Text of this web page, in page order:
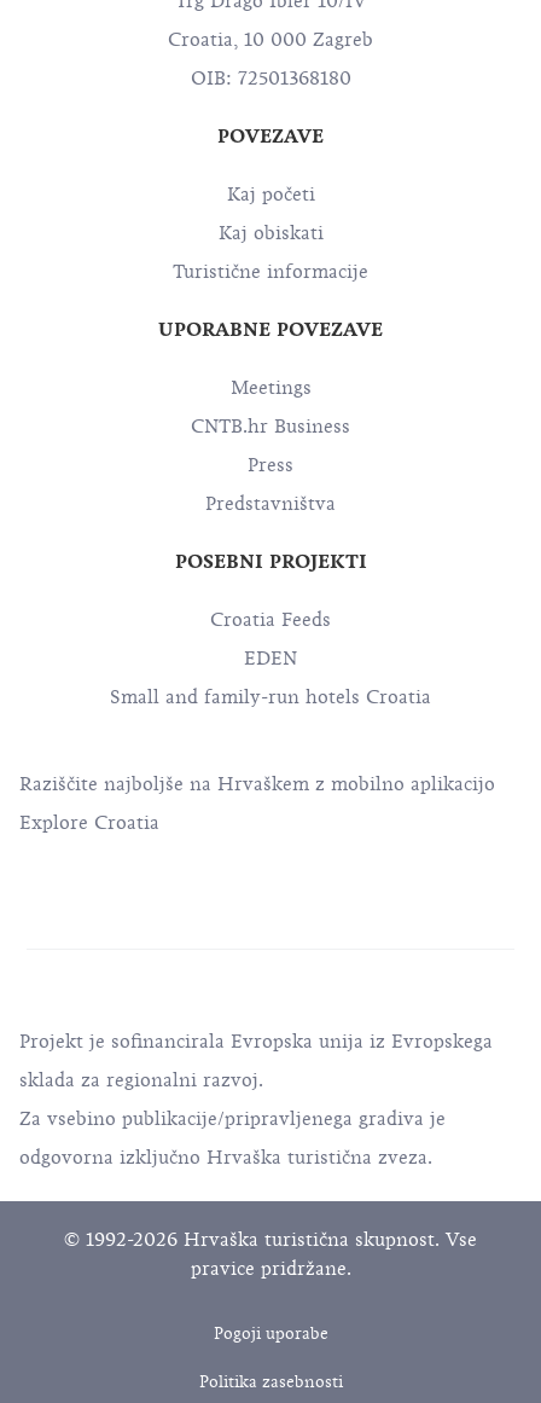
Croatia, 10 000 Zagreb
OIB: 72501368180
POVEZAVE
Kaj početi
Kaj obiskati
Turistične informacije
UPORABNE POVEZAVE
Meetings
CNTB.hr Business
Press
Predstavništva
POSEBNI PROJEKTI
Croatia Feeds
EDEN
Small and family-run hotels Croatia
Raziščite najboljše na Hrvaškem z mobilno aplikacijo
Explore Croatia
Projekt je sofinancirala Evropska unija iz Evropskega
sklada za regionalni razvoj.
Za vsebino publikacije/pripravljenega gradiva je
odgovorna izključno Hrvaška turistična zveza.
© 1992-2026 Hrvaška turistična skupnost. Vse
pravice pridržane.
Pogoji uporabe
Politika zasebnosti